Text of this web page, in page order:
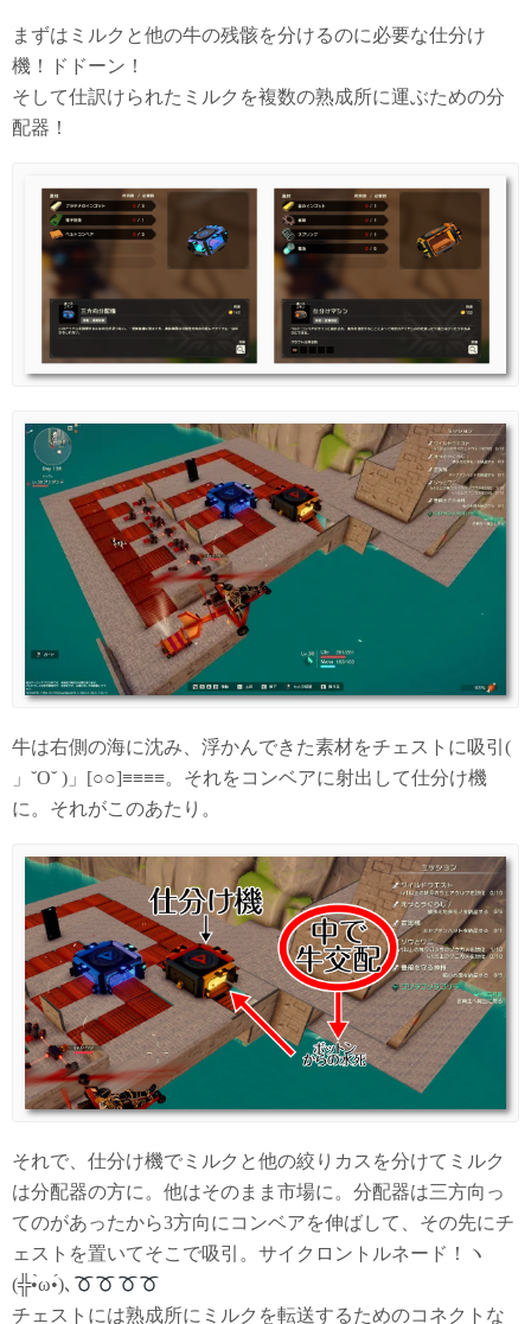
まずはミルクと他の牛の残骸を分けるのに必要な仕分け
機！ドドーン！
そして仕訳けられたミルクを複数の熟成所に運ぶための分
配器！
牛は右側の海に沈み、浮かんできた素材をチェストに吸引(
」˘O˘ )」[○○]≡≡≡≡。それをコンベアに射出して仕分け機
に。それがこのあたり。
それで、仕分け機でミルクと他の絞りカスを分けてミルク
は分配器の方に。他はそのまま市場に。分配器は三方向っ
てのがあったから3方向にコンベアを伸ばして、その先にチ
ェストを置いてそこで吸引。サイクロントルネード！ヽ
(╬•̀ω•́)､
チェストには熟成所にミルクを転送するためのコネクトな